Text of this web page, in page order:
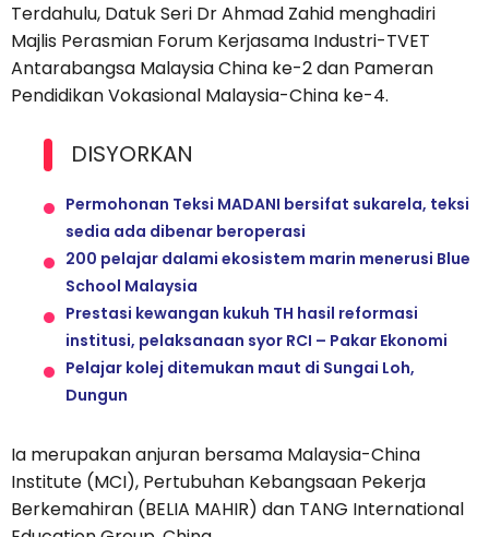
Terdahulu, Datuk Seri Dr Ahmad Zahid menghadiri
Majlis Perasmian Forum Kerjasama Industri-TVET
Antarabangsa Malaysia China ke-2 dan Pameran
Pendidikan Vokasional Malaysia-China ke-4.
DISYORKAN
Permohonan Teksi MADANI bersifat sukarela, teksi
sedia ada dibenar beroperasi
200 pelajar dalami ekosistem marin menerusi Blue
School Malaysia
Prestasi kewangan kukuh TH hasil reformasi
institusi, pelaksanaan syor RCI – Pakar Ekonomi
Pelajar kolej ditemukan maut di Sungai Loh,
Dungun
Ia merupakan anjuran bersama Malaysia-China
Institute (MCI), Pertubuhan Kebangsaan Pekerja
Berkemahiran (BELIA MAHIR) dan TANG International